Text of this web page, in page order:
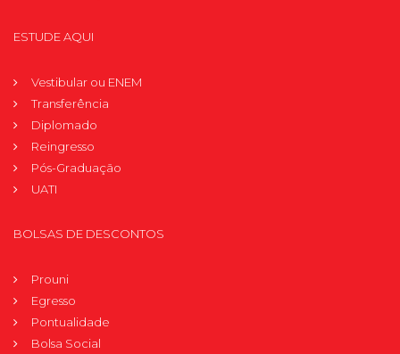
ESTUDE AQUI
Vestibular ou ENEM
Transferência
Diplomado
Reingresso
Pós-Graduação
UATI
BOLSAS DE DESCONTOS
Prouni
Egresso
Pontualidade
Bolsa Social